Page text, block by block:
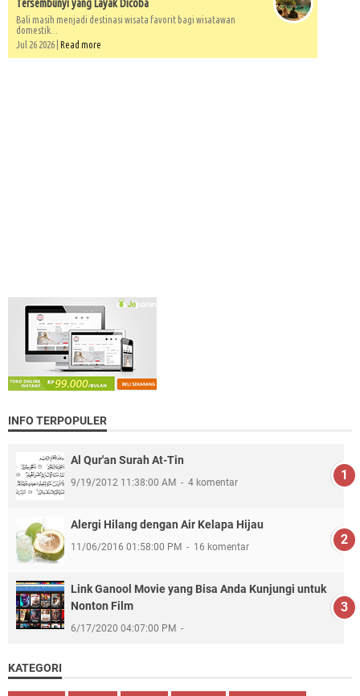
Tersembunyi yang Layak Dicoba
Bali masih menjadi destinasi wisata favorit bagi wisatawan
domestik...
Jul 26 2026 | Read more
INFO TERPOPULER
Al Qur'an Surah At-Tin
9/19/2012 11:38:00 AM 4 komentar
Alergi Hilang dengan Air Kelapa Hijau
11/06/2016 01:58:00 PM 16 komentar
Link Ganool Movie yang Bisa Anda Kunjungi untuk
Nonton Film
6/17/2020 04:07:00 PM
KATEGORI